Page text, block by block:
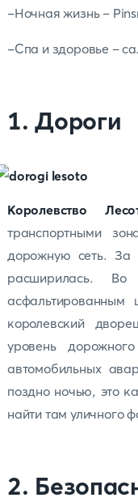
-Ночная жизнь –
-Спа и здоровье –
1. Дороги
Королевство
транспортными
дорожную сеть. За
расширилась. Во
королевский
уровень
автомобильных
поздно ночью, это
найти там уличного
2.